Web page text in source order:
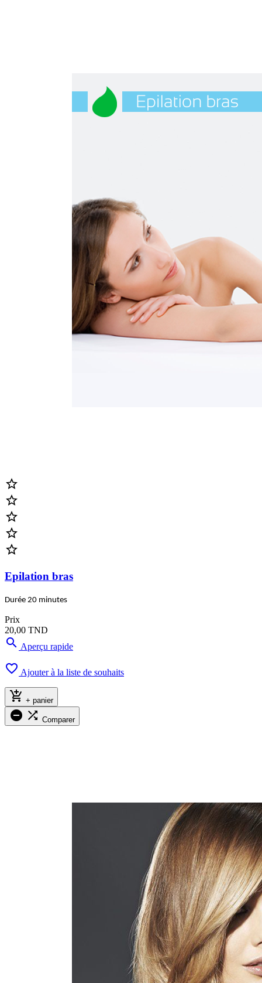





Epilation bras
Durée 20 minutes
Prix
20,00 TND
 Aperçu rapide
 Ajouter à la liste de souhaits
 + panier
  Comparer